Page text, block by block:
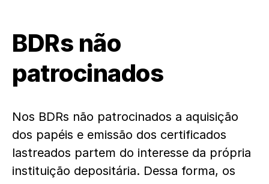
BDRs não
patrocinados
Nos BDRs não patrocinados a aquisição
dos papéis e emissão dos certificados
lastreados partem do interesse da própria
instituição depositária. Dessa forma, os